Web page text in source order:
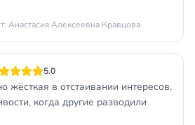
Анастасия Алексеевна Кравцова
5.0
жёсткая в отстаивании интересов.
когда другие разводили